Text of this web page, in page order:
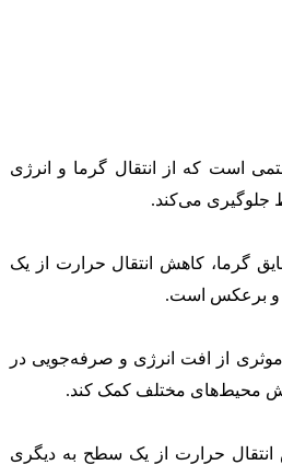
است که از انتقال گرما و انرژی
جلوگیری می‌کند.
گرما، کاهش انتقال حرارت از یک
برعکس است.
از افت انرژی و صرفه‌جویی در
محیط‌های مختلف کمک کند.
حرارت از یک سطح به دیگری